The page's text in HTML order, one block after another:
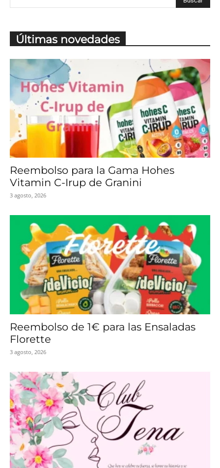
Últimas novedades
Reembolso para la Gama Hohes
Vitamin C-Irup de Granini
3 agosto, 2026
Reembolso de 1€ para las Ensaladas
Florette
3 agosto, 2026